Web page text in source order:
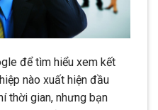
để tìm hiểu xem kết
nào xuất hiện đầu
thời gian, nhưng bạn